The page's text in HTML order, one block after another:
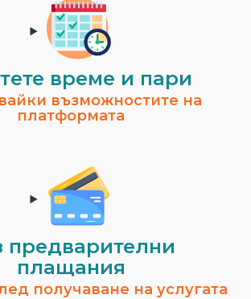
време и пари
възможностите на
платформата
предварителни
плащания
получаване на услугата